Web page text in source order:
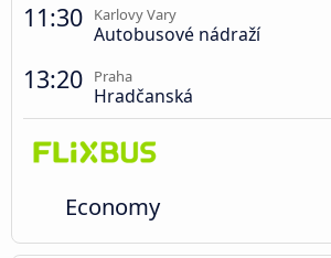
11:30 Karlovy Vary
Autobusové nádraží
13:20 Praha
Hradčanská
Economy